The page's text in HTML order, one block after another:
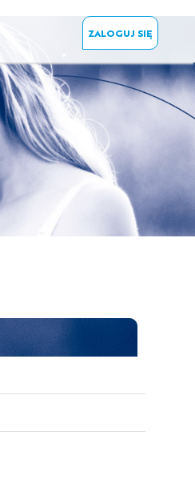
ZALOGUJ SIĘ